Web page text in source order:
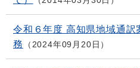
令和６年度 高知県地域通訳
務
2024年09月20日